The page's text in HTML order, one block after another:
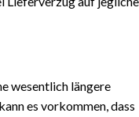
wesentlich längere
es vorkommen, dass